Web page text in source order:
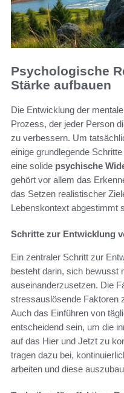
Psychologische
Stärke aufbauen
Die Entwicklung der
Prozess, der jeder Person
zu verbessern. Um
einige grundlegende
eine solide psychische
gehört vor allem das
das Setzen realistischer
Lebenskontext abgestimmt
Schritte zur Entwicklung
Ein zentraler Schritt zur
besteht darin, sich bewusst
auseinanderzusetzen. Die
stressauslösende Faktoren
Auch das Einführen von
entscheidend sein, um die
auf das Hier und Jetzt zu
tragen dazu bei,
arbeiten und diese